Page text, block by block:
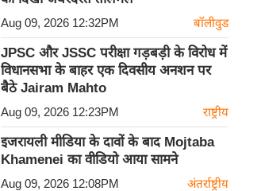
Aug 09, 2026 12:32PM बॉलीवुड
JPSC और JSSC परीक्षा गड़बड़ी के विरोध में
विधानसभा के बाहर एक दिवसीय अनशन पर
बैठे Jairam Mahto
Aug 09, 2026 12:23PM राष्ट्रीय
इजरायली मीडिया के दावों के बाद Mojtaba
Khamenei का वीडियो आया सामने
Aug 09, 2026 12:08PM अंतर्राष्ट्रीय